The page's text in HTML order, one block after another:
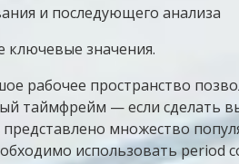
ключевые значения.
рабочее пространство
— если сделать
множество
использовать period